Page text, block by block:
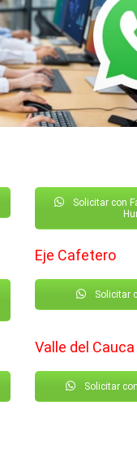
Solicitar con
Eje Cafetero
Solicitar
Valle del Cauca
Solicitar